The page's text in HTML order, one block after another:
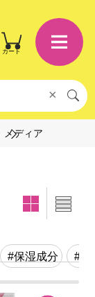
カート
×
メディア
#保湿成分 #し